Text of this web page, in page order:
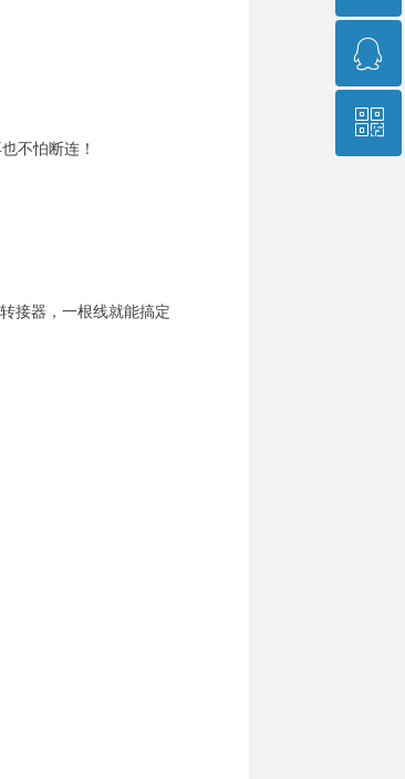
不怕断连！
接器，一根线就能搞定
ꁗ
751573541
ꀥ